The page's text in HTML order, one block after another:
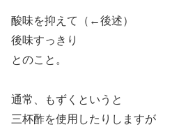
酸味を抑えて（←後述）
後味すっきり
とのこと。
通常、もずくというと
三杯酢を使用したりしますが